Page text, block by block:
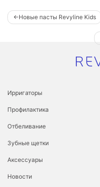
Навигация
Новые пасты Revyline Kids
Ирригаторы
Профилактика
Отбеливание
Зубные щетки
Аксессуары
Новости